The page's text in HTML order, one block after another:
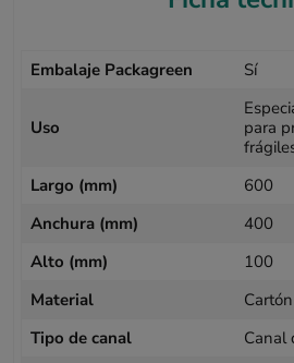
Embalaje Packagreen Sí
Uso
para
Largo (mm)
600
Anchura (mm)
400
Alto (mm)
100
Material
Cartón
Tipo de canal
Canal